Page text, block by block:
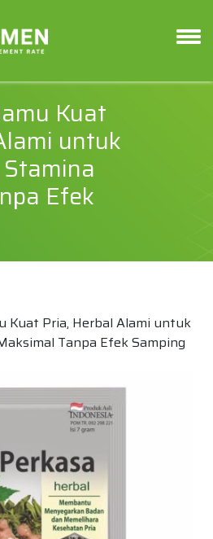
Kuat
untuk
Efek
Kuat Pria, Herbal Alami untuk
Tanpa Efek Samping